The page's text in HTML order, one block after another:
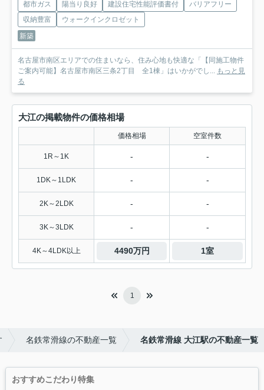
都市ガス 陽当り良好 建設住宅性能評価書付
バリアフリー
収納豊富
ウォークインクロゼット
新築
名古屋市南区エリアでの住まいなら、住み心地も快適な「【同施工物件
ご案内可能】名古屋市南区三条2丁目 全1棟」はいかがでし... もっと見
る
大江の掲載物件の価格相場
価格相場 空室件数
1R～1K - -
1DK～1LDK - -
2K～2LDK - -
3K～3LDK - -
4K～4LDK以上 4490万円 1室
1
名鉄常滑線の不動産一覧 名鉄常滑線 大江駅の不動産一覧
おすすめこだわり特集